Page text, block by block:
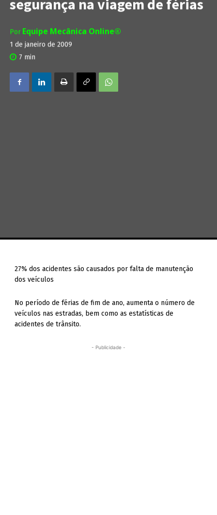
segurança na viagem de férias
Por Equipe Mecânica Online®
1 de janeiro de 2009
7 min
27% dos acidentes são causados por falta de manutenção
dos veículos
No período de férias de fim de ano, aumenta o número de
veículos nas estradas, bem como as estatísticas de
acidentes de trânsito.
- Publicidade -